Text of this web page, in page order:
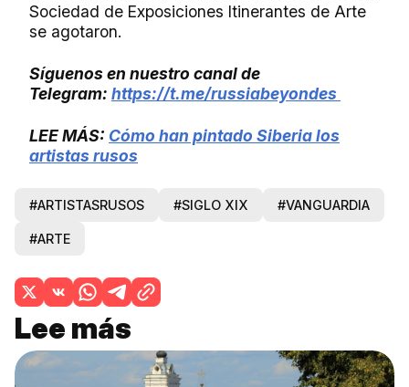
Sociedad de Exposiciones Itinerantes de Arte
se agotaron.
Síguenos en nuestro canal de
Telegram: https://t.me/russiabeyondes
LEE MÁS: Cómo han pintado Siberia los
artistas rusos
#ARTISTASRUSOS #SIGLO XIX #VANGUARDIA
#ARTE
Lee más